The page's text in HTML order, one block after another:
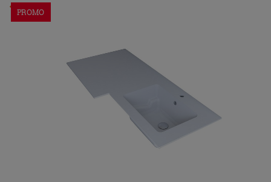
Im Geschäft oder über den Kundenservice bestellbar
PROMO